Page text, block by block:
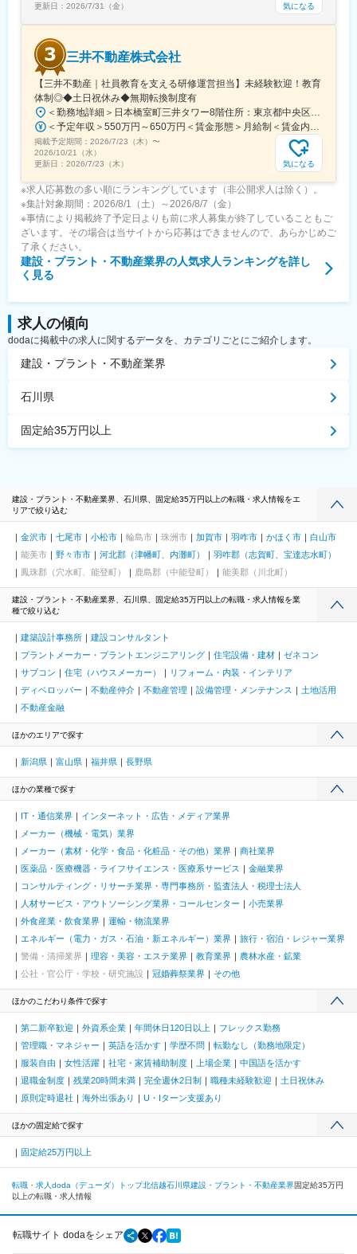
更新日： 2026/7/31（金） 気になる
三井不動産株式会社
【三井不動産｜社員教育を支える研修運営担当】未経験歓迎！教育
体制◎◆土日祝休み◆無期転換制度有
＜勤務地詳細＞日本橋室町三井タワー8階住所：東京都中央区日本橋室町3-2-1 日本橋室町三井タワー8階受動喫煙対策：屋内全面禁煙変更の範囲：会社の定める事業所
＜予定年収＞550万円～650万円＜賃金形態＞月給制＜賃金内訳＞月額（基本給）：343,750円～406,250円＜月給＞343,750円～406,250円＜昇給有無＞無＜残業手当＞有＜給与補足＞※ご経験などを総合的に考慮致します。同社規定に基づき処遇します。昇給なし・賞与あり。（社内登用試験に合格し、無期社員となれば昇給あり。）※残業手当：年収600万円以上の場合は専門手当（20時間相当）あり。賃金はあくまでも目安の金額であり、選考を通じて上下する可能性があります。月給(月額)は固定手当を含めた表記です。
掲載予定期間： 2026/7/23（木） 〜
2026/10/21（水）
更新日： 2026/7/23（木） 気になる
※求人応募数の多い順にランキングしています（非公開求人は除く）。
※集計対象期間：2026/8/1（土）～2026/8/7（金）
※事情により掲載終了予定日よりも前に求人募集が終了していることもご
ざいます。その場合は当サイトから応募はできませんので、あらかじめご
了承ください。
建設・プラント・不動産業界の人気求人ランキングを詳し
く見る
求人の傾向
dodaに掲載中の求人に関するデータを、カテゴリごとにご紹介します。
建設・プラント・不動産業界
石川県
固定給35万円以上
建設・プラント・不動産業界、石川県、固定給35万円以上の転職・求人情報をエ
リアで絞り込む
金沢市 七尾市 小松市 輪島市 珠洲市 加賀市 羽咋市 かほく市
白山市
能美市
野々市市 河北郡（津幡町、内灘町）
羽咋郡（志賀町、宝達志水町）
鳳珠郡（穴水町、能登町）
鹿島郡（中能登町） 能美郡（川北町）
建設・プラント・不動産業界、石川県、固定給35万円以上の転職・求人情報を業
種で絞り込む
建築設計事務所
建設コンサルタント
プラントメーカー・プラントエンジニアリング
住宅設備・建材
ゼネコン
サブコン
住宅（ハウスメーカー）
リフォーム・内装・インテリア
ディベロッパー
不動産仲介 不動産管理 設備管理・メンテナンス
土地活用
不動産金融
ほかのエリアで探す
新潟県 富山県 福井県 長野県
ほかの業種で探す
IT・通信業界
インターネット・広告・メディア業界
メーカー（機械・電気）業界
メーカー（素材・化学・食品・化粧品・その他）業界
商社業界
医薬品・医療機器・ライフサイエンス・医療系サービス
金融業界
コンサルティング・リサーチ業界・専門事務所・監査法人・税理士法人
人材サービス・アウトソーシング業界・コールセンター
小売業界
外食産業・飲食業界
運輸・物流業界
エネルギー（電力・ガス・石油・新エネルギー）業界
旅行・宿泊・レジャー業界
警備・清掃業界
理容・美容・エステ業界 教育業界
農林水産・鉱業
公社・官公庁・学校・研究施設
冠婚葬祭業界 その他
ほかのこだわり条件で探す
第二新卒歓迎 外資系企業 年間休日120日以上
フレックス勤務
管理職・マネジャー
英語を活かす 学歴不問
転勤なし（勤務地限定）
服装自由
女性活躍 社宅・家賃補助制度 上場企業
中国語を活かす
退職金制度
残業20時間未満 完全週休2日制 職種未経験歓迎
土日祝休み
原則定時退社
海外出張あり U・Iターン支援あり
ほかの固定給で探す
固定給25万円以上
転職・求人doda（デューダ）トップ北信越石川県建設・プラント・不動産業界固定給35万円
以上の転職・求人情報
転職サイト dodaをシェア